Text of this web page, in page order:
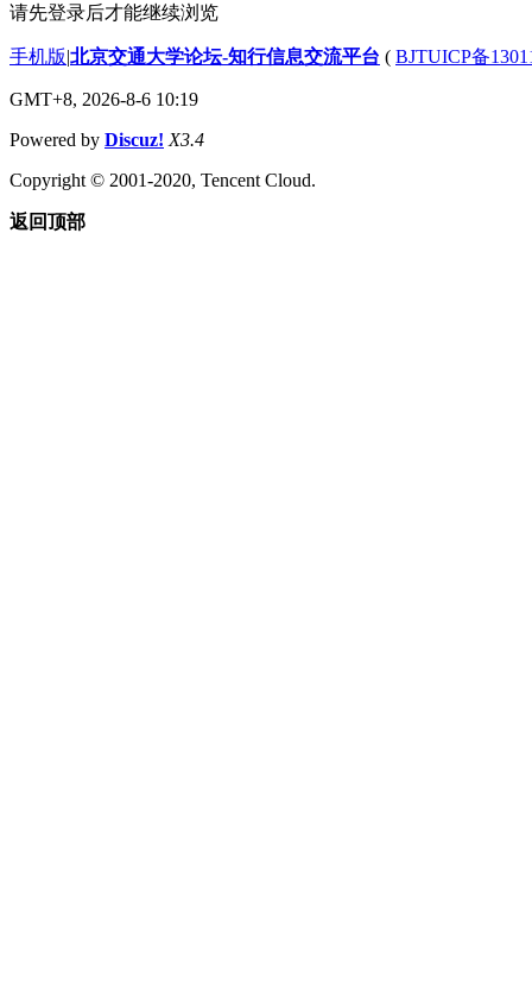
请先登录后才能继续浏览
手机版|北京交通大学论坛-知行信息交流平台 ( BJTUICP备
GMT+8, 2026-8-6 10:19
Powered by Discuz! X3.4
Copyright © 2001-2020, Tencent Cloud.
返回顶部